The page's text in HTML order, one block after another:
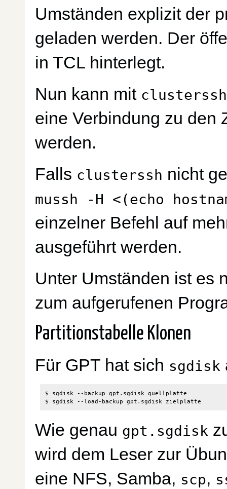
Umständen explizit der
geladen werden. Der
in TCL hinterlegt.
Nun kann mit
eine Verbindung zu den
werden.
Falls clusterssh nicht
mussh -H <(echo
einzelner Befehl auf
ausgeführt werden.
Unter Umständen ist es
zum aufgerufenen
Partitionstabelle Klonen
Für GPT hat sich sgdisk
$ sgdisk --backup gpt.sgdisk quellplatte
Wie genau gpt.sgdisk
wird dem Leser zur
eine NFS, Samba, scp,